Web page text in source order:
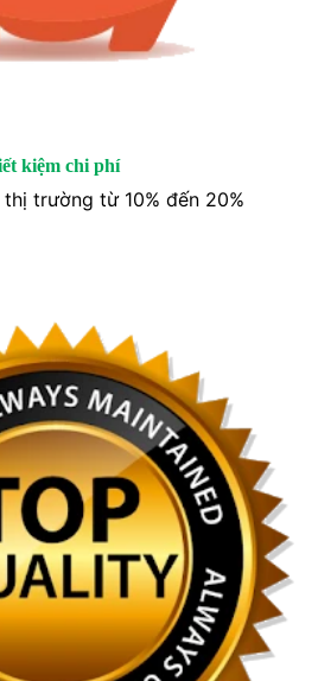
kiệm chi phí
trường từ 10% đến 20%